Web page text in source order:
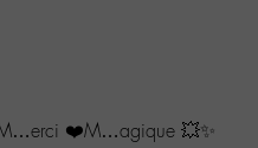
M…erci ❤️M…agique 💥✨